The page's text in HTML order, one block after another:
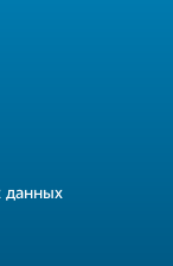
данных